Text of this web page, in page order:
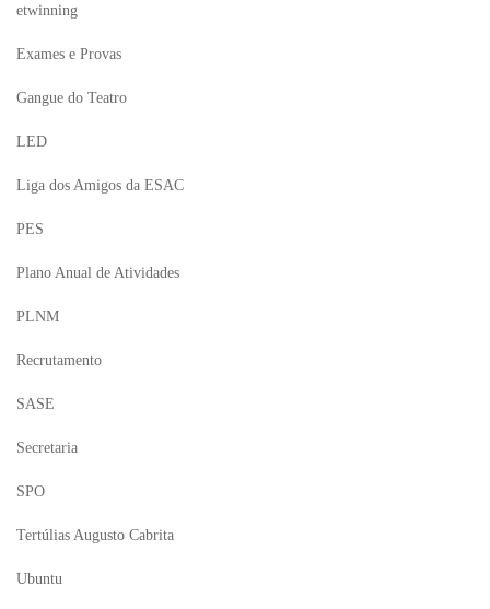
etwinning
Exames e Provas
Gangue do Teatro
LED
Liga dos Amigos da ESAC
PES
Plano Anual de Atividades
PLNM
Recrutamento
SASE
Secretaria
SPO
Tertúlias Augusto Cabrita
Ubuntu